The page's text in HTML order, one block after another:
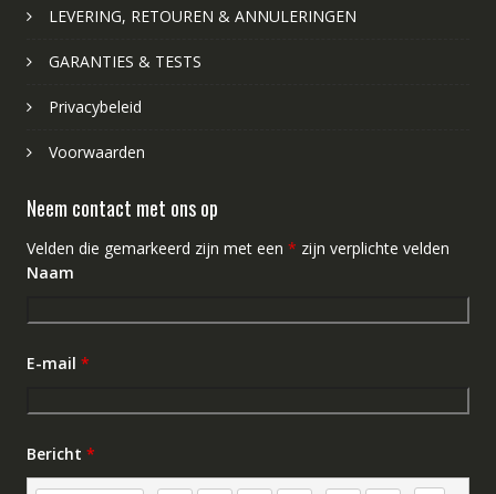
LEVERING, RETOUREN & ANNULERINGEN
GARANTIES & TESTS
Privacybeleid
Voorwaarden
Neem contact met ons op
Velden die gemarkeerd zijn met een * zijn verplichte velden
Naam
E-mail *
Bericht *